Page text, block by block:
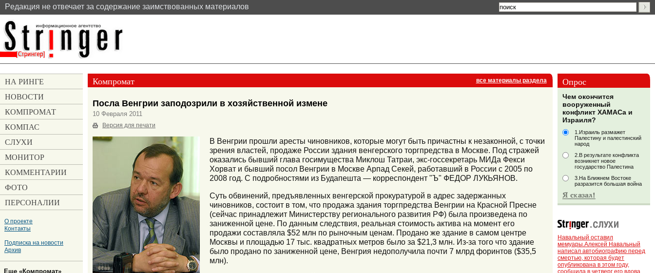
Pедакция не отвечает за содержание заимствованных материалов
Компромат все материалы раздела
Посла Венгрии заподозрили в хозяйственной измене
10 Февраля 2011
Версия для печати
В Венгрии прошли аресты чиновников, которые могут быть причастны к незаконной, с точки
зрения властей, продаже России здания венгерского торгпредства в Москве. Под стражей
оказались бывший глава госимущества Миклош Татраи, экс-госсекретарь МИДа Фекси
Хорват и бывший посол Венгрии в Москве Арпад Секей, работавший в России с 2005 по
2008 год. С подробностями из Будапешта — корреспондент "Ъ" ФЕДОР ЛУКЬЯНОВ.
Суть обвинений, предъявленных венгерской прокуратурой в адрес задержанных
чиновников, состоит в том, что продажа здания торгпредства Венгрии на Красной Пресне
(сейчас принадлежит Министерству регионального развития РФ) была произведена по
заниженной цене. По данным следствия, реальная стоимость актива на момент его
продажи составляла $52 млн по рыночным ценам. Продано же здание в самом центре
Москвы и площадью 17 тыс. квадратных метров было за $21,3 млн. Из-за того что здание
было продано по заниженной цене, Венгрия недополучила почти 7 млрд форинтов ($35,5
млн).
Опрос
Чем окончится
вооруженный
конфликт ХАМАСа и
Израиля?
1.Израиль размажет
Палестину и палестинский
народ
2.В результате конфликта
возникнет новое
государство Палестина
3.На Ближнем Востоке
разразится большая война
Навальный оставил
мемуары.Алексей Навальный
написал автобиографию перед
смертью, которая будет
опубликована в этом году,
сообщила в четверг его вдова
НА РИНГЕ
НОВОСТИ
КОМПРОМАТ
КОМПАС
СЛУХИ
МОНИТОР
КОММЕНТАРИИ
ФОТО
ПЕРСОНАЛИИ
О проекте
Контакты
Подписка на новости
Архив
Еще «Компромат»